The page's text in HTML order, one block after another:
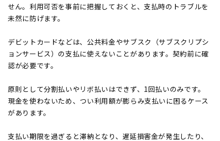
せん。利用可否を事前に把握しておくと、支払時のトラブルを
未然に防げます。
デビットカードなどは、公共料金やサブスク（サブスクリプシ
ョンサービス）の支払に使えないことがあります。契約前に確
認が必要です。
原則として分割払いやリボ払いはできず、1回払いのみです。
現金を使わないため、つい利用額が膨らみ支払いに困るケース
があります。
支払い期限を過ぎると滞納となり、遅延損害金が発生したり、